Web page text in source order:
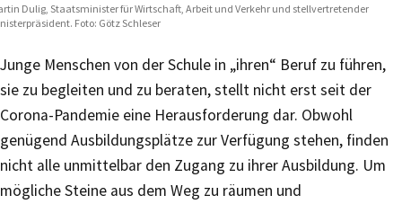
Dulig, Staatsminister für Wirtschaft, Arbeit und Verkehr und stellvertretender
Foto: Götz Schleser
Junge Menschen von der Schule in „ihren“ Beruf zu führen,
sie zu begleiten und zu beraten, stellt nicht erst seit der
Corona-Pandemie eine Herausforderung dar. Obwohl
genügend Ausbildungsplätze zur Verfügung stehen, finden
nicht alle unmittelbar den Zugang zu ihrer Ausbildung. Um
mögliche Steine aus dem Weg zu räumen und